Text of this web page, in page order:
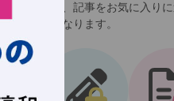
るほか、記事をお気に入り
ようになります。